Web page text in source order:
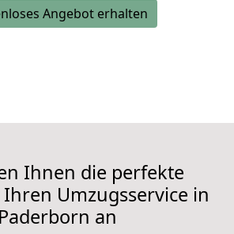
Angebot erhalten
Ihnen die perfekte
Umzugsservice in
Paderborn an